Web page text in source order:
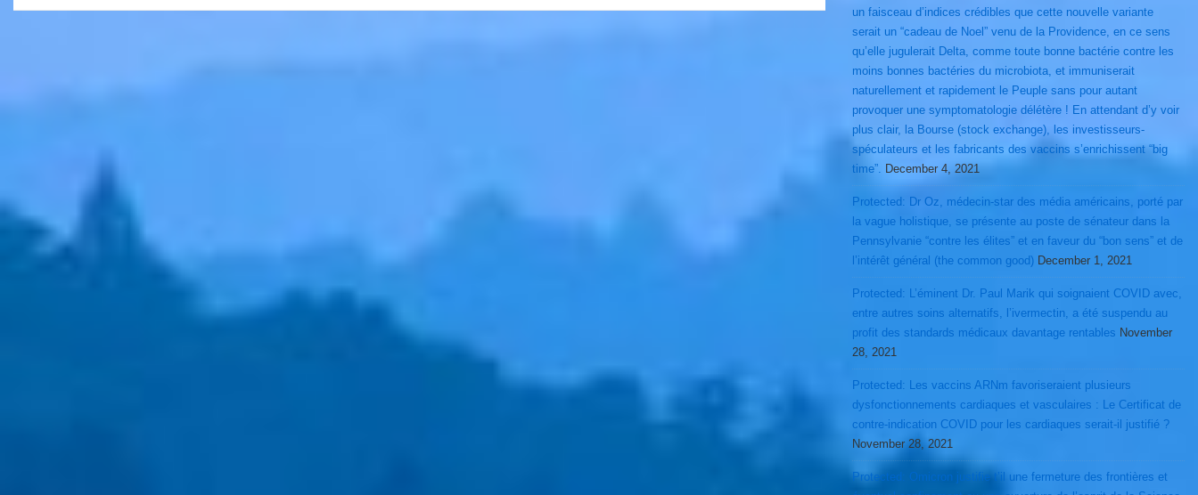
un faisceau d’indices crédibles que cette nouvelle variante
serait un “cadeau de Noel” venu de la Providence, en ce sens
qu’elle jugulerait Delta, comme toute bonne bactérie contre les
moins bonnes bactéries du microbiota, et immuniserait
naturellement et rapidement le Peuple sans pour autant
provoquer une symptomatologie délétère ! En attendant d’y voir
plus clair, la Bourse (stock exchange), les investisseurs-
spéculateurs et les fabricants des vaccins s’enrichissent “big
time”. December 4, 2021
Protected: Dr Oz, médecin-star des média américains, porté par
la vague holistique, se présente au poste de sénateur dans la
Pennsylvanie “contre les élites” et en faveur du “bon sens” et de
l’intérêt général (the common good) December 1, 2021
Protected: L’éminent Dr. Paul Marik qui soignaient COVID avec,
entre autres soins alternatifs, l’ivermectin, a été suspendu au
profit des standards médicaux davantage rentables November
28, 2021
Protected: Les vaccins ARNm favoriseraient plusieurs
dysfonctionnements cardiaques et vasculaires : Le Certificat de
contre-indication COVID pour les cardiaques serait-il justifié ?
November 28, 2021
Protected: Omicron justifie t’il une fermeture des frontières et